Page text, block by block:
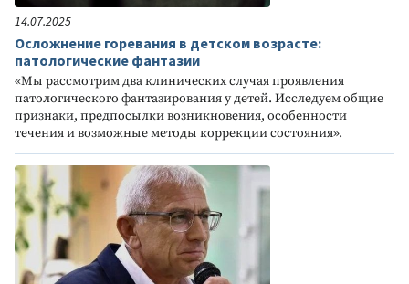
14.07.2025
Осложнение горевания в детском возрасте:
патологические фантазии
«Мы рассмотрим два клинических случая проявления
патологического фантазирования у детей. Исследуем общие
признаки, предпосылки возникновения, особенности
течения и возможные методы коррекции состояния».